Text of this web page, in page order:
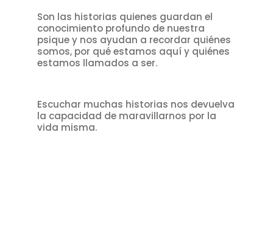
Son las historias quienes guardan el
conocimiento profundo de nuestra
psique y nos ayudan a recordar quiénes
somos, por qué estamos aquí y quiénes
estamos llamados a ser.
Escuchar muchas historias nos devuelva
la capacidad de maravillarnos por la
vida misma.